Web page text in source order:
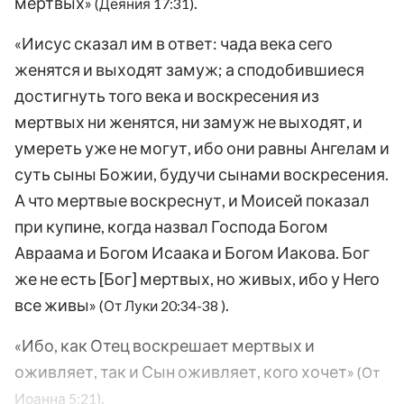
(Деяния 17:31)
«Иисус сказал им в ответ: чада века сего
женятся и выходят замуж; а сподобившиеся
достигнуть того века и воскресения из
мертвых ни женятся, ни замуж не выходят, и
умереть уже не могут, ибо они равны Ангелам и
суть сыны Божии, будучи сынами воскресения.
А что мертвые воскреснут, и Моисей показал
при купине, когда назвал Господа Богом
Авраама и Богом Исаака и Богом Иакова. Бог
же не есть [Бог] мертвых, но живых, ибо у Него
все живы» (От Луки 20:34-38 ).
«Ибо, как Отец воскрешает мертвых и
оживляет, так и Сын оживляет, кого хочет» (От
Иоанна 5:21).